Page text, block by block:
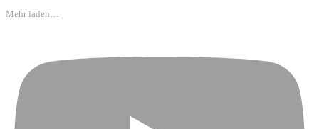
Mehr laden…